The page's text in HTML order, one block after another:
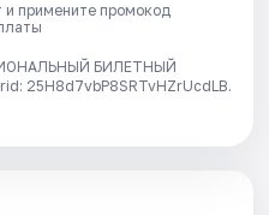
и примените промокод
БИЛЕТНЫЙ
25H8d7vbP8SRTvHZrUcdLB.